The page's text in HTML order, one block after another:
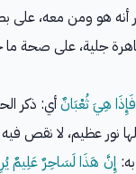
أنه هو ومن معه،
جلية، على صحة
هِيَ ثُعْبَانٌأي: ذكر
نور عظيم، لا نقص فيه
إِنَّ هَذَا لَسَاحِرٌ عَلِيمٌ